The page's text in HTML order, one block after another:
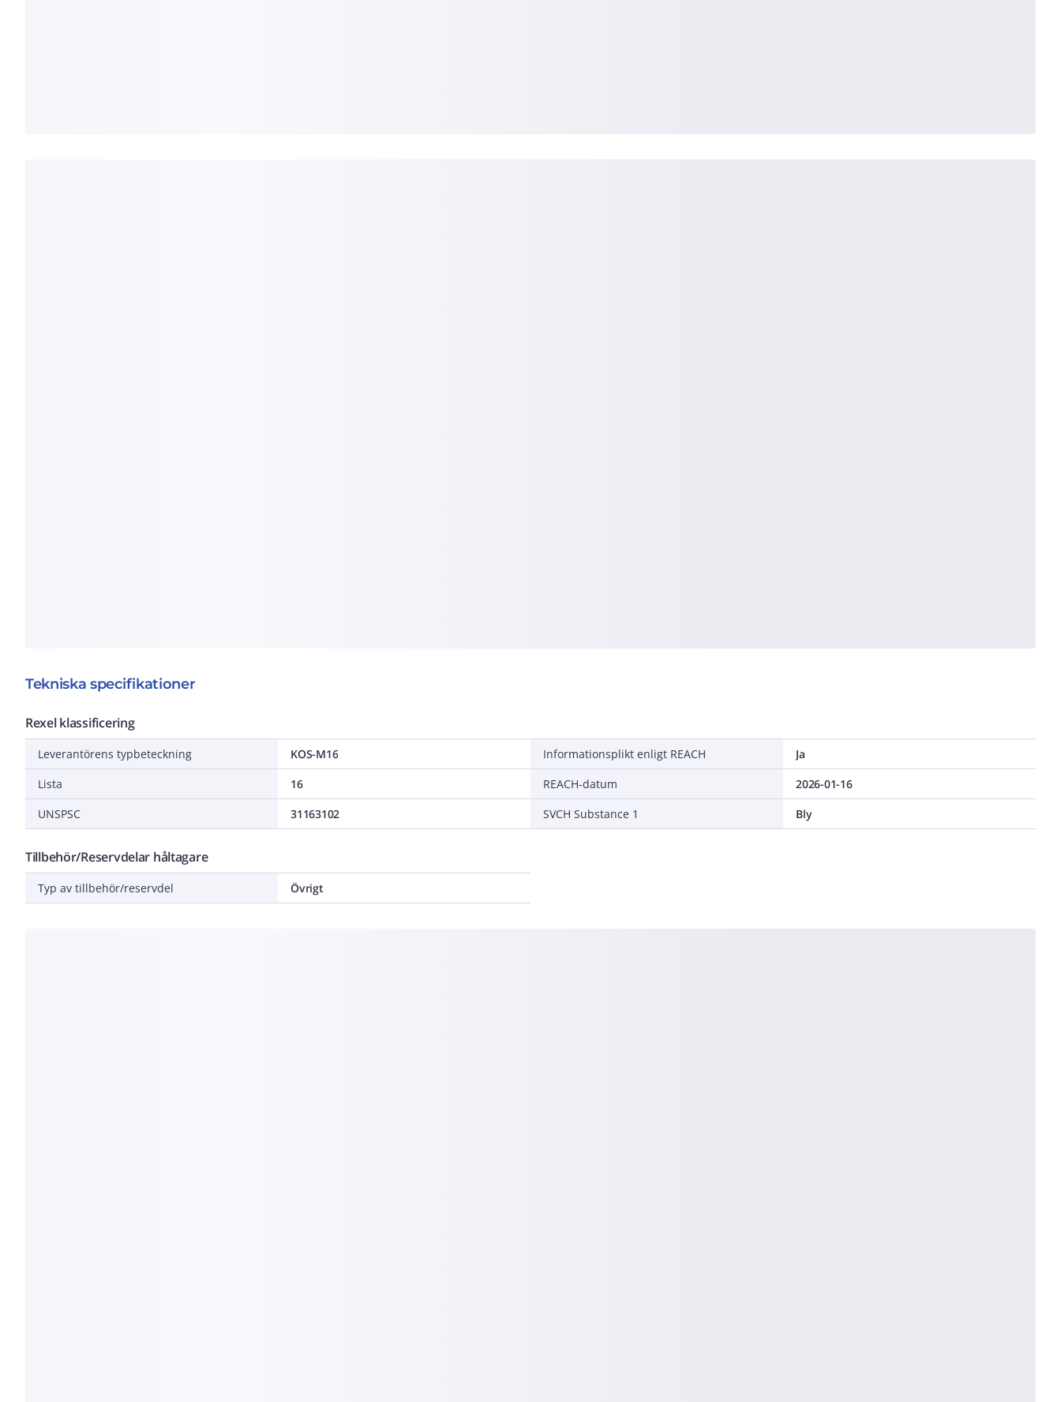
Tekniska specifikationer
Rexel klassificering
Leverantörens typbeteckning
KOS-M16
Lista
16
UNSPSC
31163102
Informationsplikt enligt REACH
Ja
REACH-datum
2026-01-16
SVCH Substance 1
Bly
Tillbehör/Reservdelar håltagare
Typ av tillbehör/reservdel Övrigt